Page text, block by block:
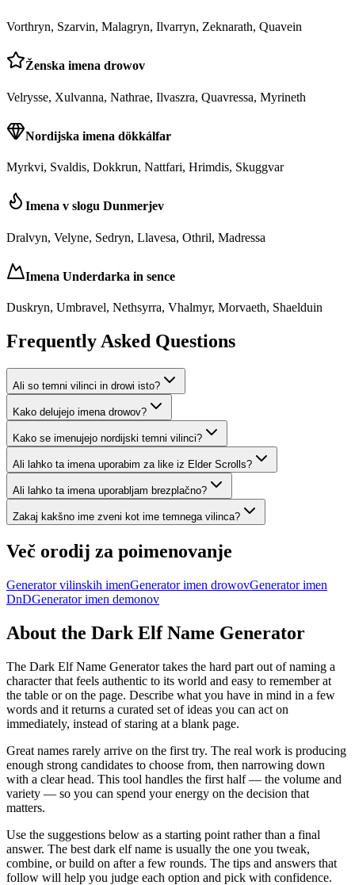
Vorthryn, Szarvin, Malagryn, Ilvarryn, Zeknarath, Quavein
Ženska imena drowov
Velrysse, Xulvanna, Nathrae, Ilvaszra, Quavressa, Myrineth
Nordijska imena dökkálfar
Myrkvi, Svaldis, Dokkrun, Nattfari, Hrimdis, Skuggvar
Imena v slogu Dunmerjev
Dralvyn, Velyne, Sedryn, Llavesa, Othril, Madressa
Imena Underdarka in sence
Duskryn, Umbravel, Nethsyrra, Vhalmyr, Morvaeth, Shaelduin
Frequently Asked Questions
Ali so temni vilinci in drowi isto?
Kako delujejo imena drowov?
Kako se imenujejo nordijski temni vilinci?
Ali lahko ta imena uporabim za like iz Elder Scrolls?
Ali lahko ta imena uporabljam brezplačno?
Zakaj kakšno ime zveni kot ime temnega vilinca?
Več orodij za poimenovanje
Generator vilinskih imenGenerator imen drowovGenerator imen
DnDGenerator imen demonov
About the Dark Elf Name Generator
The Dark Elf Name Generator takes the hard part out of naming a
character that feels authentic to its world and easy to remember at
the table or on the page. Describe what you have in mind in a few
words and it returns a curated set of ideas you can act on
immediately, instead of staring at a blank page.
Great names rarely arrive on the first try. The real work is producing
enough strong candidates to choose from, then narrowing down
with a clear head. This tool handles the first half — the volume and
variety — so you can spend your energy on the decision that
matters.
Use the suggestions below as a starting point rather than a final
answer. The best dark elf name is usually the one you tweak,
combine, or build on after a few rounds. The tips and answers that
follow will help you judge each option and pick with confidence.